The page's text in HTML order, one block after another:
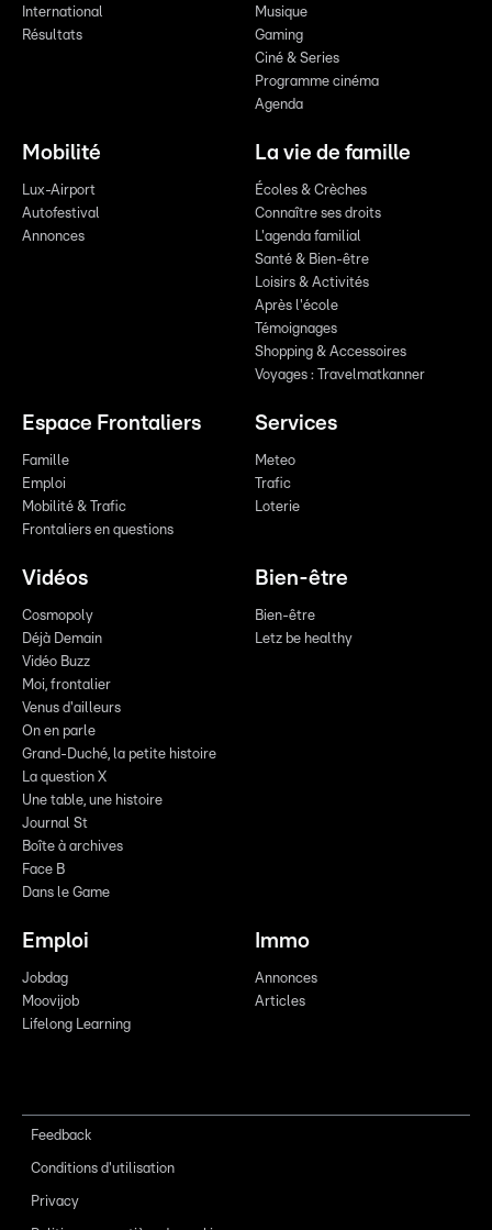
International
Résultats
Musique
Gaming
Ciné & Series
Programme cinéma
Agenda
Mobilité
Lux-Airport
Autofestival
Annonces
La vie de famille
Écoles & Crèches
Connaître ses droits
L'agenda familial
Santé & Bien-être
Loisirs & Activités
Après l'école
Témoignages
Shopping & Accessoires
Voyages : Travelmatkanner
Espace Frontaliers
Famille
Emploi
Mobilité & Trafic
Frontaliers en questions
Services
Meteo
Trafic
Loterie
Vidéos
Cosmopoly
Déjà Demain
Vidéo Buzz
Moi, frontalier
Venus d'ailleurs
On en parle
Grand-Duché, la petite histoire
La question X
Une table, une histoire
Journal St
Boîte à archives
Face B
Dans le Game
Bien-être
Bien-être
Letz be healthy
Emploi
Jobdag
Moovijob
Lifelong Learning
Immo
Annonces
Articles
Feedback
Conditions d'utilisation
Privacy